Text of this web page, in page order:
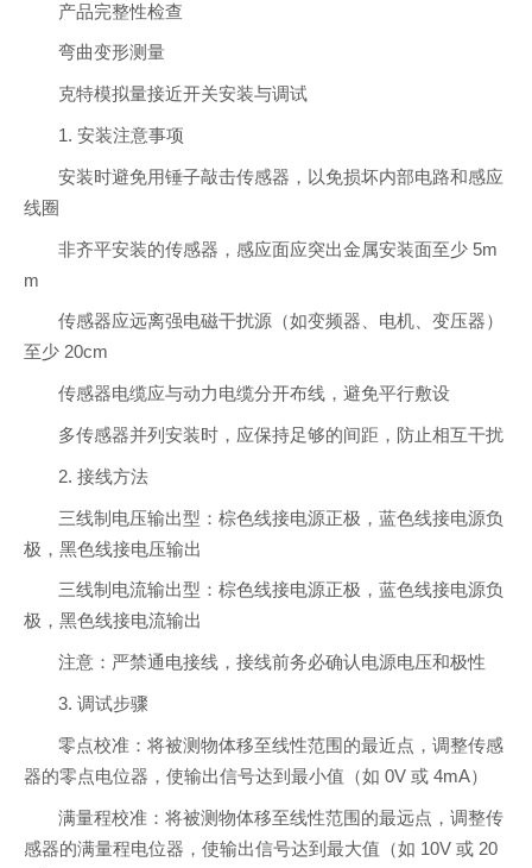
产品完整性检查
弯曲变形测量
克特模拟量接近开关安装与调试
1. 安装注意事项
安装时避免用锤子敲击传感器，以免损坏内部电路和感应
线圈
非齐平安装的传感器，感应面应突出金属安装面至少 5m
m
传感器应远离强电磁干扰源（如变频器、电机、变压器）
至少 20cm
传感器电缆应与动力电缆分开布线，避免平行敷设
多传感器并列安装时，应保持足够的间距，防止相互干扰
2. 接线方法
三线制电压输出型：棕色线接电源正极，蓝色线接电源负
极，黑色线接电压输出
三线制电流输出型：棕色线接电源正极，蓝色线接电源负
极，黑色线接电流输出
注意：严禁通电接线，接线前务必确认电源电压和极性
3. 调试步骤
零点校准：将被测物体移至线性范围的最近点，调整传感
器的零点电位器，使输出信号达到最小值（如 0V 或 4mA）
满量程校准：将被测物体移至线性范围的最远点，调整传
感器的满量程电位器，使输出信号达到最大值（如 10V 或 20